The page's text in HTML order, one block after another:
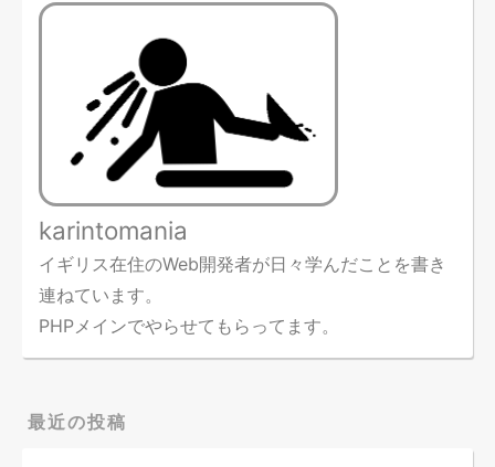
karintomania
イギリス在住のWeb開発者が日々学んだことを書き
連ねています。
PHPメインでやらせてもらってます。
最近の投稿